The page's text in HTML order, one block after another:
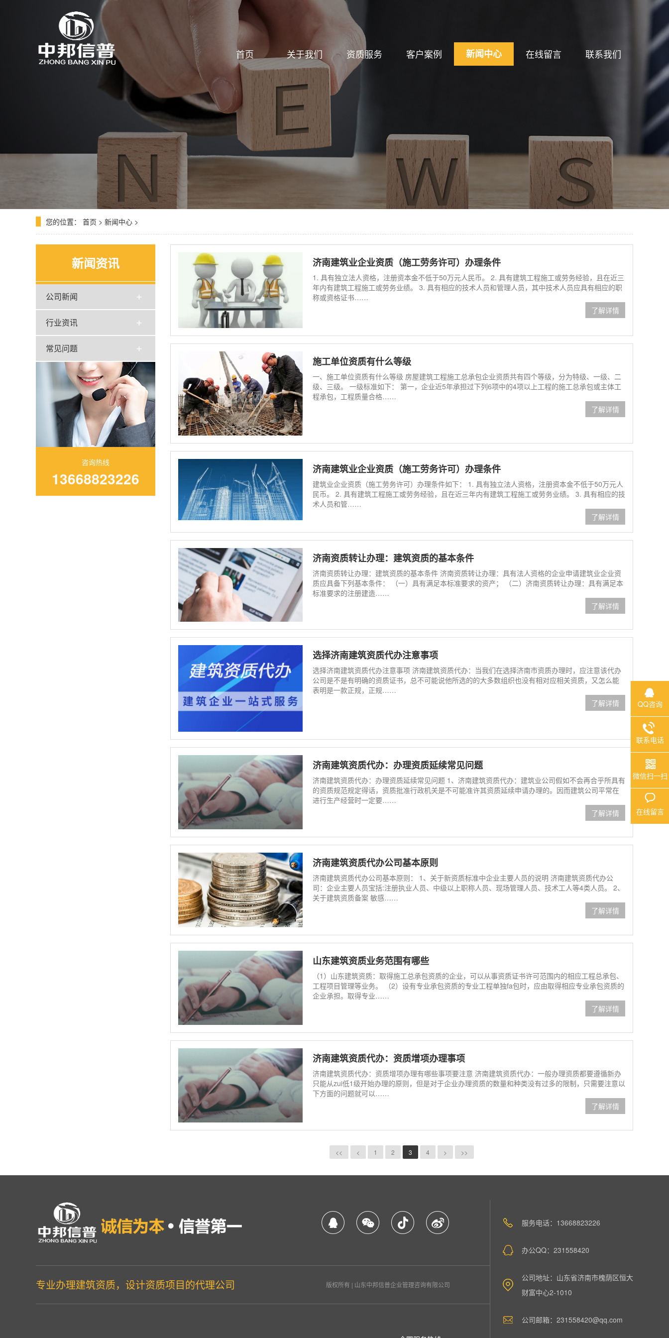
首页 关于我们 资质服务 客户案例 新闻中心 在线留言 联系我们
您的位置： 首页 > 新闻中心 >
新闻资讯
公司新闻
行业资讯
常见问题
咨询热线
13668823226
济南建筑业企业资质（施工劳务许可）办理条件
1. 具有独立法人资格，注册资本金不低于50万元人民币。 2. 具有建筑工程施工或劳务经验，且在近三
年内有建筑工程施工或劳务业绩。 3. 具有相应的技术人员和管理人员，其中技术人员应具有相应的职
称或资格证书……
了解详情
施工单位资质有什么等级
一、施工单位资质有什么等级 房屋建筑工程施工总承包企业资质共有四个等级，分为特级、一级、二
级、三级。 一级标准如下： 第一，企业近5年承担过下列6项中的4项以上工程的施工总承包或主体工
程承包，工程质量合格……
了解详情
济南建筑业企业资质（施工劳务许可）办理条件
建筑业企业资质（施工劳务许可）办理条件如下： 1. 具有独立法人资格，注册资本金不低于50万元人
民币。 2. 具有建筑工程施工或劳务经验，且在近三年内有建筑工程施工或劳务业绩。 3. 具有相应的技
术人员和管……
了解详情
济南资质转让办理：建筑资质的基本条件
济南资质转让办理：建筑资质的基本条件 济南资质转让办理：具有法人资格的企业申请建筑业企业资
质应具备下列基本条件： （一）具有满足本标准要求的资产； （二）济南资质转让办理：具有满足本
标准要求的注册建造……
了解详情
选择济南建筑资质代办注意事项
选择济南建筑资质代办注意事项 济南建筑资质代办：当我们在选择济南市资质办理时，应注意该代办
公司是不是有明确的资质证书，总不可能说他所选的的大多数组织也没有相对应相关资质，又怎么能
表明是一款正规，正规……
了解详情
济南建筑资质代办：办理资质延续常见问题
济南建筑资质代办：办理资质延续常见问题 1、济南建筑资质代办：建筑业公司假如不会再合乎所具有
的资质规范规定得话，资质批准行政机关是不可能准许其资质延续申请办理的。因而建筑公司平常在
进行生产经营时一定要……
了解详情
济南建筑资质代办公司基本原则
济南建筑资质代办公司基本原则： 1、关于新资质标准中企业主要人员的说明 济南建筑资质代办公
司：企业主要人员宝括:注册执业人员、中级以上职称人员、现场管理人员、技术工人等4类人员。 2、
关于建筑资质备案 敏感……
了解详情
山东建筑资质业务范围有哪些
（1）山东建筑资质：取得施工总承包资质的企业，可以从事资质证书许可范围内的相应工程总承包、
工程项目管理等业务。 （2）设有专业承包资质的专业工程单独fa包时，应由取得相应专业承包资质的
企业承担。取得专业……
了解详情
济南建筑资质代办：资质增项办理事项
济南建筑资质代办：资质增项办理有哪些事项要注意 济南建筑资质代办：一般办理资质都要遵循新办
只能从zui低1级开始办理的原则，但是对于企业办理资质的数量和种类没有过多的限制，只需要注意以
下方面的问题就可以……
了解详情
<< < 1 2 3 4 > >>
专业办理建筑资质，设计资质项目的代理公司 版权所有 | 山东中邦信普企业管理咨询有限公司
服务电话：13668823226
办公QQ：231558420
公司地址：山东省济南市槐荫区恒大
财富中心2-1010
公司邮箱：231558420@qq.com
QQ咨询
联系电话
微信扫一扫
在线留言